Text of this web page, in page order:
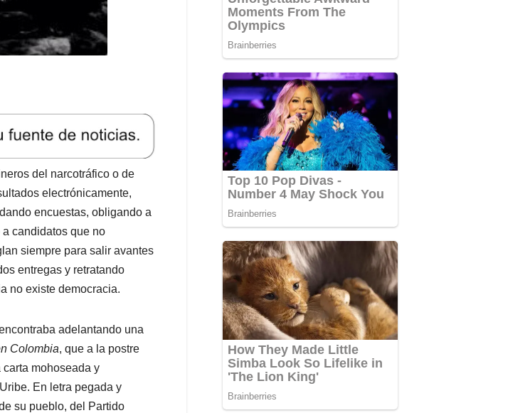
del narcotráfico o de
electrónicamente,
encuestas, obligando a
candidatos que no
siempre para salir avantes
entregas y retratando
no existe democracia.
adelantando una
Colombia, que a la postre
mohoseada y
En letra pegada y
su pueblo, del Partido